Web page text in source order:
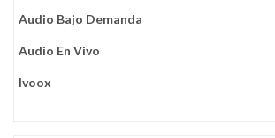
Audio Bajo Demanda
Audio En Vivo
Ivoox